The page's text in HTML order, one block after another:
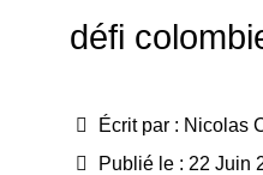
défi
Écrit par : Nicolas
Publié le : 22 Juin